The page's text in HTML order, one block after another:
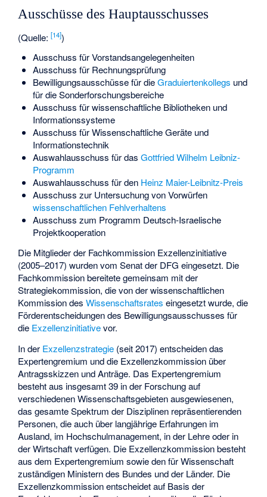
Ausschüsse des Hauptausschusses
(Quelle:[14])
Ausschuss für Vorstandsangelegenheiten
Ausschuss für Rechnungsprüfung
Bewilligungsausschüsse für dieGraduiertenkollegs und
für die Sonderforschungsbereiche
Ausschuss für wissenschaftliche Bibliotheken und
Informationssysteme
Ausschuss für Wissenschaftliche Geräte und
Informationstechnik
Auswahlausschuss für das Gottfried Wilhelm Leibniz-
Programm
Auswahlausschuss für den Heinz Maier-Leibnitz-Preis
Ausschuss zur Untersuchung von Vorwürfen
wissenschaftlichen Fehlverhaltens
Ausschuss zum Programm Deutsch-Israelische
Projektkooperation
Die Mitglieder der Fachkommission Exzellenzinitiative
(2005–2017) wurden vom Senat der DFG eingesetzt. Die
Fachkommission bereitete gemeinsam mit der
Strategiekommission, die von der wissenschaftlichen
Kommission desWissenschaftsrates eingesetzt wurde, die
Förderentscheidungen des Bewilligungsausschusses für
die Exzellenzinitiativevor.
In der Exzellenzstrategie (seit 2017) entscheiden das
Expertengremium und die Exzellenzkommission über
Antragsskizzen und Anträge. Das Expertengremium
besteht aus insgesamt 39 in der Forschung auf
verschiedenen Wissenschaftsgebieten ausgewiesenen,
das gesamte Spektrum der Disziplinen repräsentierenden
Personen, die auch über langjährige Erfahrungen im
Ausland, im Hochschulmanagement, in der Lehre oder in
der Wirtschaft verfügen. Die Exzellenzkommission besteht
aus dem Expertengremium sowie den für Wissenschaft
zuständigen Ministern des Bundes und der Länder. Die
Exzellenzkommission entscheidet auf Basis der